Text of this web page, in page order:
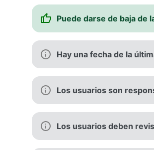
Puede darse de baja de
Hay una fecha de la
Los usuarios son
Los usuarios deben